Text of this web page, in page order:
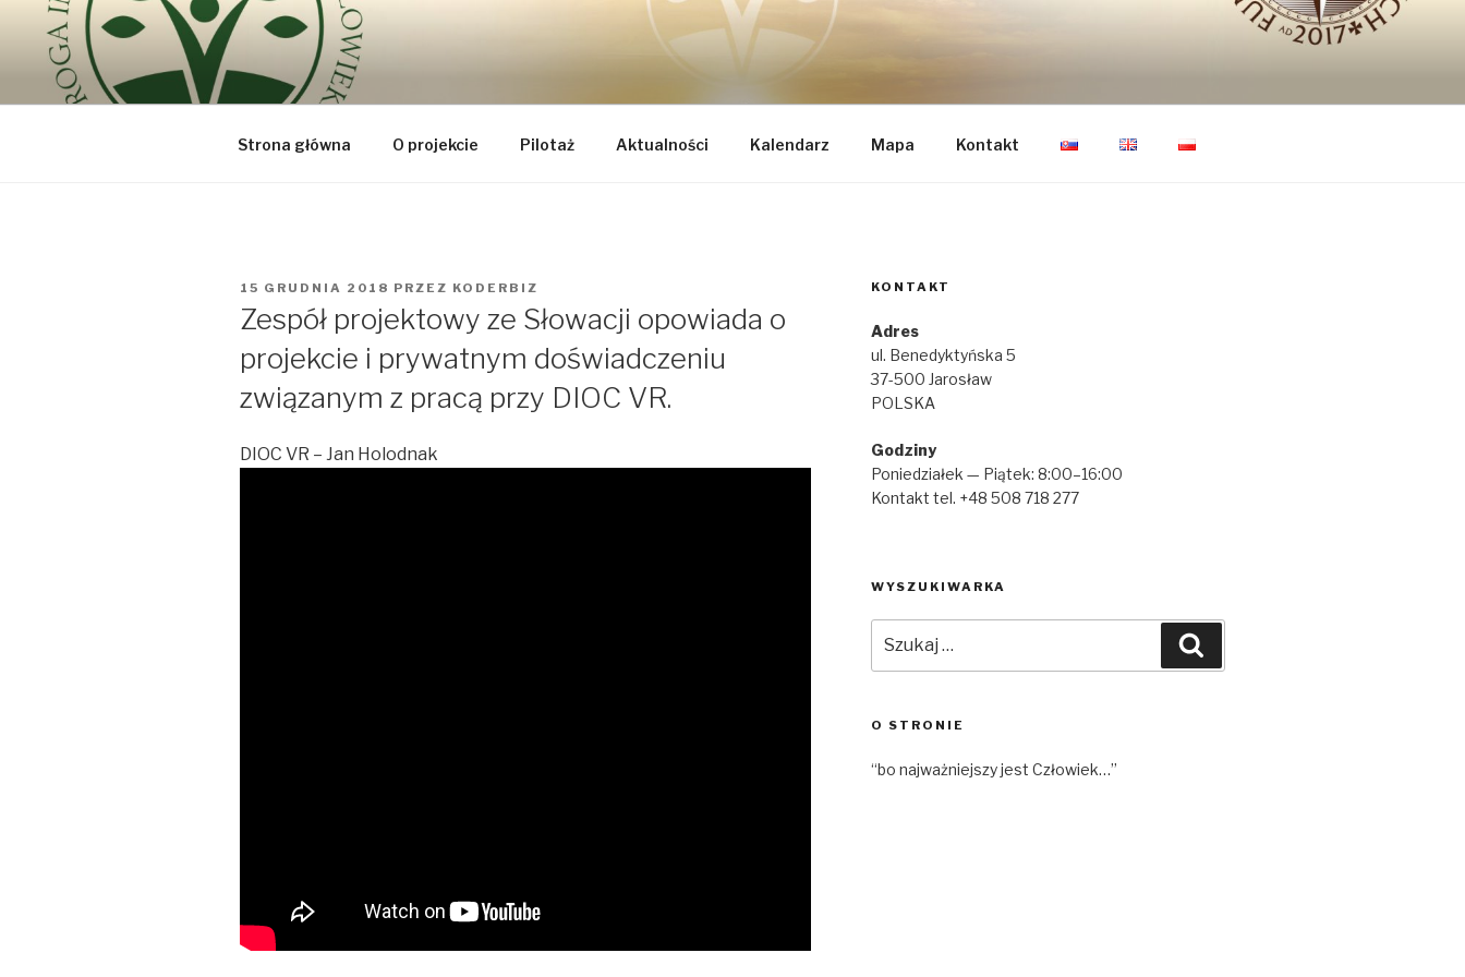
Przeskocz
DROGA INTEGRALNEJ ODNOWY CZŁOWIEKA
VIA REGINAE
bo najważniejszy jest Człowiek
Strona główna O projekcie Pilotaż Aktualności Kalendarz Mapa Kontakt
OPUBLIKOWANE
15 GRUDNIA 2018 PRZEZ KODERBIZ
Zespół projektowy ze Słowacji opowiada o
projekcie i prywatnym doświadczeniu
związanym z pracą przy DIOC VR.
DIOC VR – Jan Holodnak
KONTAKT
Adres
ul. Benedyktyńska 5
37-500 Jarosław
POLSKA
Godziny
Poniedziałek — Piątek: 8:00–16:00
Kontakt tel. +48 508 718 277
WYSZUKIWARKA
O STRONIE
“bo najważniejszy jest Człowiek…”